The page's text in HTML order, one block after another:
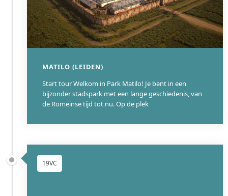
MATILO (LEIDEN)
Start tour Welkom in Park Matilo! Je bent in een
bijzonder stadspark met een lange geschiedenis, van
de Romeinse tijd tot nu. Op de plek
19VC